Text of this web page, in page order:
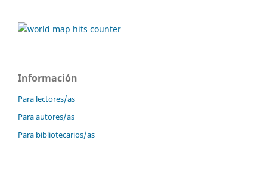
Información
Para lectores/as
Para autores/as
Para bibliotecarios/as